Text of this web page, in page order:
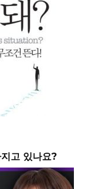
고 있나요?